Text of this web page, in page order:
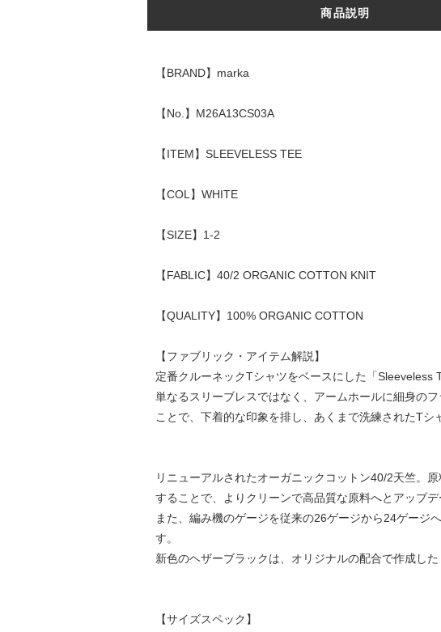
商品説明
【BRAND】marka
【No.】M26A13CS03A
【ITEM】SLEEVELESS TEE
【COL】WHITE
【SIZE】1-2
【FABLIC】40/2 ORGANIC COTTON KNIT
【QUALITY】100% ORGANIC COTTON
【ファブリック・アイテム解説】
定番クルーネックTシャツをベースにした「Sleeveless
単なるスリーブレスではなく、アームホールに細身の
ことで、下着的な印象を排し、あくまで洗練されたTシ
リニューアルされたオーガニックコットン40/2天竺。
することで、よりクリーンで高品質な原料へとアップデ
また、編み機のゲージを従来の26ゲージから24ゲージ
す。
新色のヘザーブラックは、オリジナルの配合で作成し
【サイズスペック】